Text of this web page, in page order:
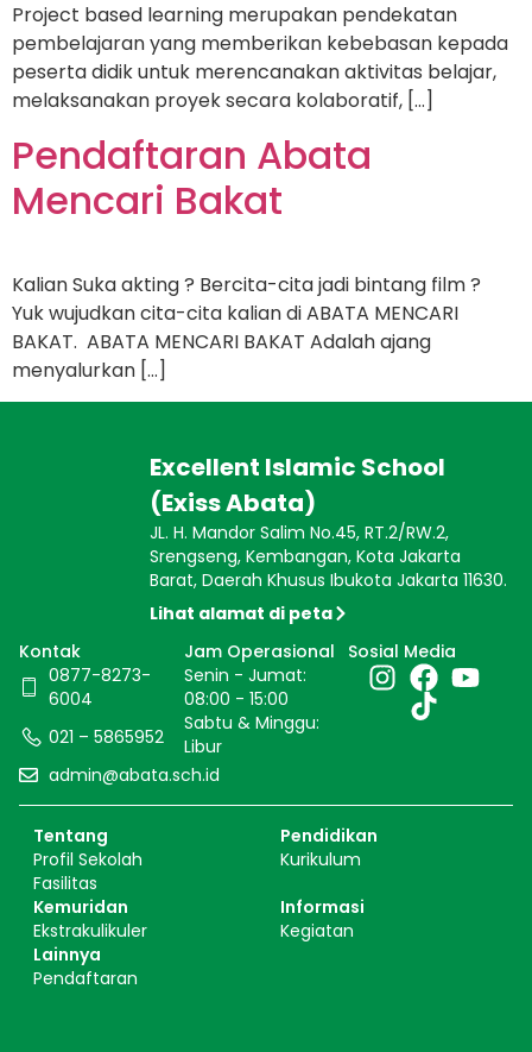
Project based learning merupakan pendekatan
pembelajaran yang memberikan kebebasan kepada
peserta didik untuk merencanakan aktivitas belajar,
melaksanakan proyek secara kolaboratif, […]
Pendaftaran Abata
Mencari Bakat
Kalian Suka akting ? Bercita-cita jadi bintang film ?
Yuk wujudkan cita-cita kalian di ABATA MENCARI
BAKAT. ABATA MENCARI BAKAT Adalah ajang
menyalurkan […]
Excellent Islamic School
(Exiss Abata)
JL. H. Mandor Salim No.45, RT.2/RW.2,
Srengseng, Kembangan, Kota Jakarta
Barat, Daerah Khusus Ibukota Jakarta 11630.
Lihat alamat di peta
Kontak
0877-8273-
6004
021 – 5865952
admin@abata.sch.id
Jam Operasional
Senin - Jumat:
08:00 - 15:00
Sabtu & Minggu:
Libur
Sosial Media
Tentang
Profil Sekolah
Fasilitas
Pendidikan
Kurikulum
Kemuridan
Ekstrakulikuler
Informasi
Kegiatan
Lainnya
Pendaftaran